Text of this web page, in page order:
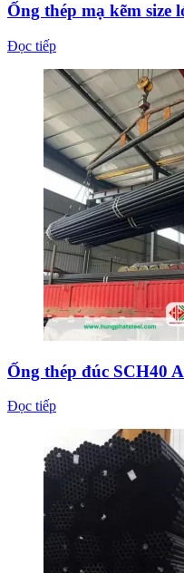
Ống thép mạ kẽm size
Đọc tiếp
Ống thép đúc SCH40
Đọc tiếp